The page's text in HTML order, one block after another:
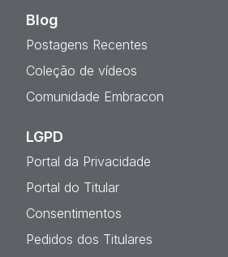
Blog
Postagens Recentes
Coleção de vídeos
Comunidade Embracon
LGPD
Portal da Privacidade
Portal do Titular
Consentimentos
Pedidos dos Titulares